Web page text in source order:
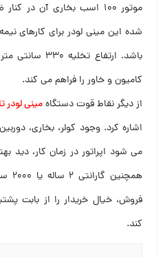
شده این مینی لودر برای کارهای
باشد. ارتفاع
کامیون و خاور را فراهم می کند.
از دیگر نقاط قوت دستگاهمینی لودر تارا
می شود اپراتور در زمان کار، دید
فروش، خیال خریدار را از بابت
کند.